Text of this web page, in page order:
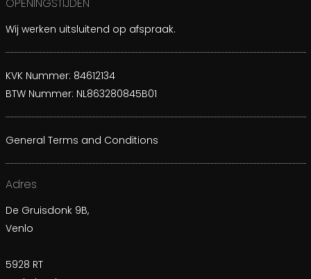
Wij werken uitsluitend op afspraak.
KVK Nummer: 84612134
BTW Nummer: NL863280845B01
General Terms and Conditions
Adres
De Gruisdonk 9B,
Venlo
5928 RT